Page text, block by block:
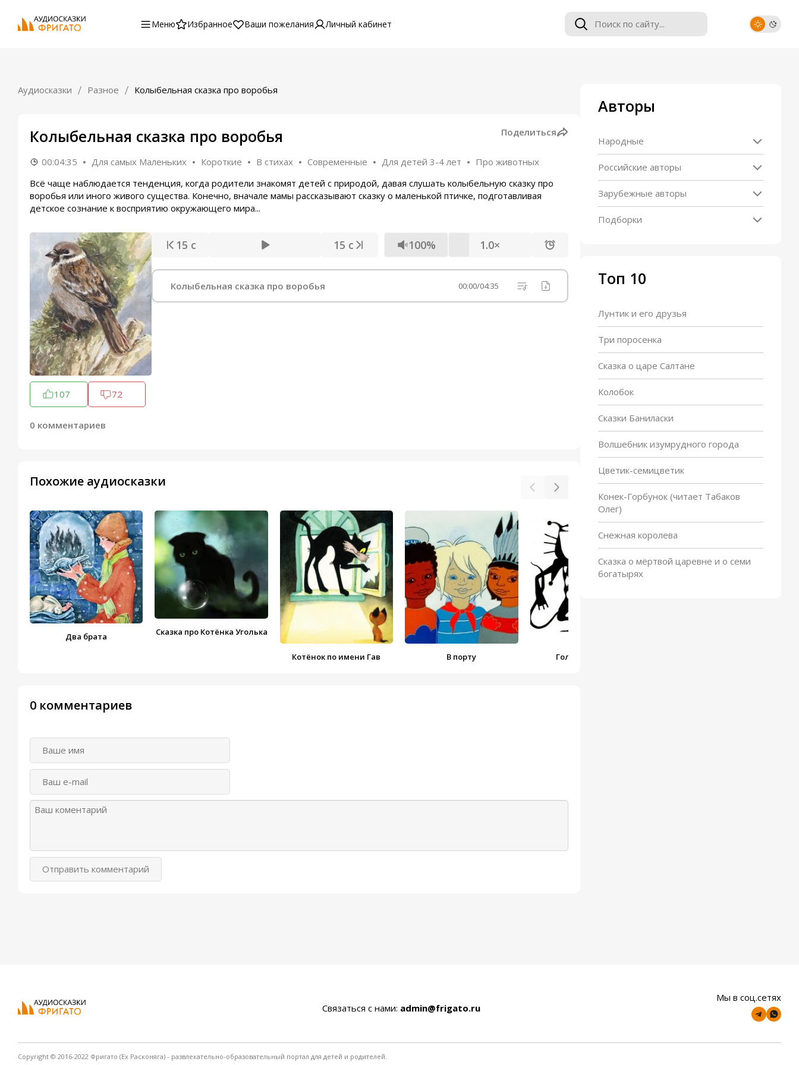
Меню Избранное Ваши пожелания Личный кабинет
Аудиосказки Разное Колыбельная сказка про воробья
Колыбельная сказка про воробья Поделиться
00:04:35 Для самых Маленьких Короткие В стихах Современные Для детей 3-4 лет
Про животных
Всё чаще наблюдается тенденция, когда родители знакомят детей с природой, давая слушать колыбельную сказку про
воробья или иного живого существа. Конечно, вначале мамы рассказывают сказку о маленькой птичке, подготавливая
детское сознание к восприятию окружающего мира...
107 72
0 комментариев
15 с 15 с 100% 1.0×
Колыбельная сказка про воробья 00:00/04:35
Похожие аудиосказки
Два брата Сказка про Котёнка Уголька
Котёнок по имени Гав В порту Голубой щенок
Приключения кузнечика
0 комментариев
Отправить комментарий
Авторы
Народные
Российские авторы
Зарубежные авторы
Подборки
Топ 10
Лунтик и его друзья
Три поросенка
Сказка о царе Салтане
Колобок
Сказки Баниласки
Волшебник изумрудного города
Цветик-семицветик
Конек-Горбунок (читает Табаков
Олег)
Снежная королева
Сказка о мёртвой царевне и о семи
богатырях
Связаться с нами: admin@frigato.ru
Мы в соц.сетях
Copyright © 2016-2022 Фригато (Ex Расконяга) - развлекательно-образовательный портал для детей и родителей.